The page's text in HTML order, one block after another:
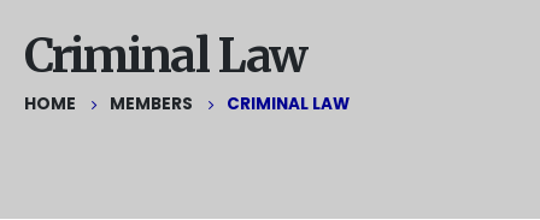
Criminal Law
HOME MEMBERS CRIMINAL LAW